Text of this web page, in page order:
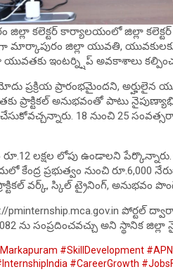
కలెక్టర్ కార్యాలయంలో జిల్లా
జిల్లా యువతి, యువకులకు
ఇంటర్న్షిప్ అవకాశాలు
ప్రక్రియ ప్రారంభమైందని, అర్హులైన
ప్రాక్టికల్ అనుభవంతో పాటు
18 నుంచి 25
లక్షల లోపు ఉండాలని పేర్కొన్నారు.
కేంద్ర ప్రభుత్వం నుంచి
వర్క్, స్కిల్ ట్రైనింగ్, అనుభవం
pminternship.mca.gov.in పోర్టల్
ను సంప్రదించవచ్చు అని స్థానిక
#SkillDevelopment
#CareerGrowth